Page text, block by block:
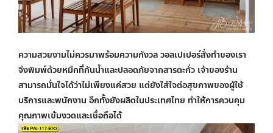
ความสวยงามไม่ควรมาพร้อมความกังวลวอลเปเปอร์สั่งทำของเรา
จึงพิมพ์ด้วยหมึกที่กันน้ำและปลอดภัยจากสารตะกั่ว เจ้าของร้าน
สามารถมั่นใจได้ว่าไม่เพียงแค่สวย แต่ยังใส่ใจต่อสุขภาพของผู้ใช้
บริการและพนักงาน อีกทั้งยังผลิตในประเทศไทย ทำให้การควบคุม
คุณภาพเข้มงวดและเชื่อถือได้